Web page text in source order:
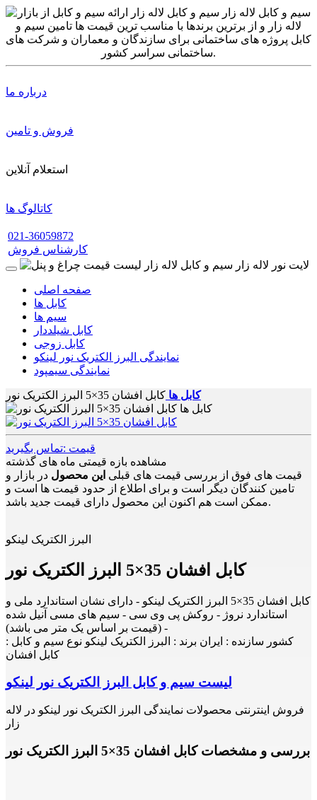
درباره ما
فروش و تامین
استعلام آنلاین
کاتالوگ ها
021-36059872
کارشناس فروش
صفحه اصلی
کابل ها
سیم ها
کابل شیلددار
کابل زوجی
نمایندگی البرز الکتریک نور لینکو
نمایندگی سیمپود
کابل ها کابل افشان 35×5 البرز الکتریک نور
قیمت :تماس بگیرید
مشاهده بازه قیمتی ماه های گذشته
قیمت های فوق از بررسی قیمت های قبلی این محصول در بازار و
تامین کنندگان دیگر است و برای اطلاع از حدود قیمت ها است و
ممکن است هم اکنون این محصول دارای قیمت جدید باشد.
البرز الکتریک لینکو
کابل افشان 35×5 البرز الکتریک نور
کابل افشان 35×5 البرز الکتریک لینکو - دارای نشان استاندارد ملی و
استاندارد نروژ - روکش پی وی سی - سیم های مسی آنیل شده
- (قیمت بر اساس یک متر می باشد)
کشور سازنده : ایران برند : البرز الکتریک لینکو نوع سیم و کابل :
کابل افشان
لیست سیم و کابل البرز الکتریک نور لینکو
فروش اینترنتی محصولات نمایندگی البرز الکتریک نور لینکو در لاله
زار
بررسی و مشخصات کابل افشان 35×5 البرز الکتریک نور